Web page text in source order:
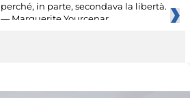
perché, in parte, secondava la libertà.
— Marguerite Yourcenar